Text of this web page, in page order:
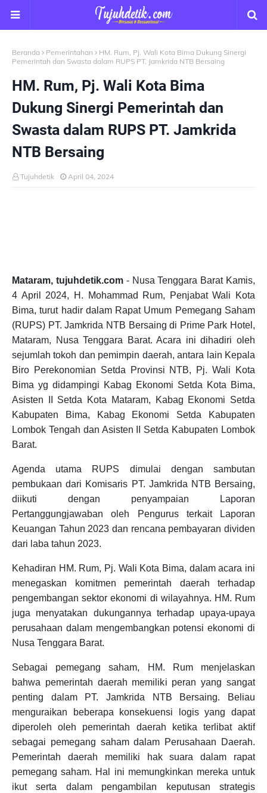
Beranda Pemerintahan
HM. Rum, Pj. Wali Kota Bima Dukung Sinergi
Pemerintah dan Swasta dalam RUPS PT. Jamkrida NTB Bersaing
HM. Rum, Pj. Wali Kota Bima
Dukung Sinergi Pemerintah dan
Swasta dalam RUPS PT. Jamkrida
NTB Bersaing
Tujuhdetik April 04, 2024
Mataram, tujuhdetik.com - Nusa Tenggara Barat Kamis,
4 April 2024, H. Mohammad Rum, Penjabat Wali Kota
Bima, turut hadir dalam Rapat Umum Pemegang Saham
(RUPS) PT. Jamkrida NTB Bersaing di Prime Park Hotel,
Mataram, Nusa Tenggara Barat. Acara ini dihadiri oleh
sejumlah tokoh dan pemimpin daerah, antara lain Kepala
Biro Perekonomian Setda Provinsi NTB, Pj. Wali Kota
Bima yg didampingi Kabag Ekonomi Setda Kota Bima,
Asisten II Setda Kota Mataram, Kabag Ekonomi Setda
Kabupaten Bima, Kabag Ekonomi Setda Kabupaten
Lombok Tengah dan Asisten II Setda Kabupaten Lombok
Barat.
Agenda utama RUPS dimulai dengan sambutan
pembukaan dari Komisaris PT. Jamkrida NTB Bersaing,
diikuti dengan penyampaian Laporan
Pertanggungjawaban oleh Pengurus terkait Laporan
Keuangan Tahun 2023 dan rencana pembayaran dividen
dari laba tahun 2023.
Kehadiran HM. Rum, Pj. Wali Kota Bima, dalam acara ini
menegaskan komitmen pemerintah daerah terhadap
pengembangan sektor ekonomi di wilayahnya. HM. Rum
juga menyatakan dukungannya terhadap upaya-upaya
perusahaan dalam mengembangkan potensi ekonomi di
Nusa Tenggara Barat.
Sebagai pemegang saham, HM. Rum menjelaskan
bahwa pemerintah daerah memiliki peran yang sangat
penting dalam PT. Jamkrida NTB Bersaing. Beliau
menguraikan beberapa konsekuensi logis yang dapat
diperoleh oleh pemerintah daerah ketika terlibat aktif
sebagai pemegang saham dalam Perusahaan Daerah.
Pemerintah daerah memiliki hak suara dalam rapat
pemegang saham. Hal ini memungkinkan mereka untuk
ikut serta dalam pengambilan keputusan strategis